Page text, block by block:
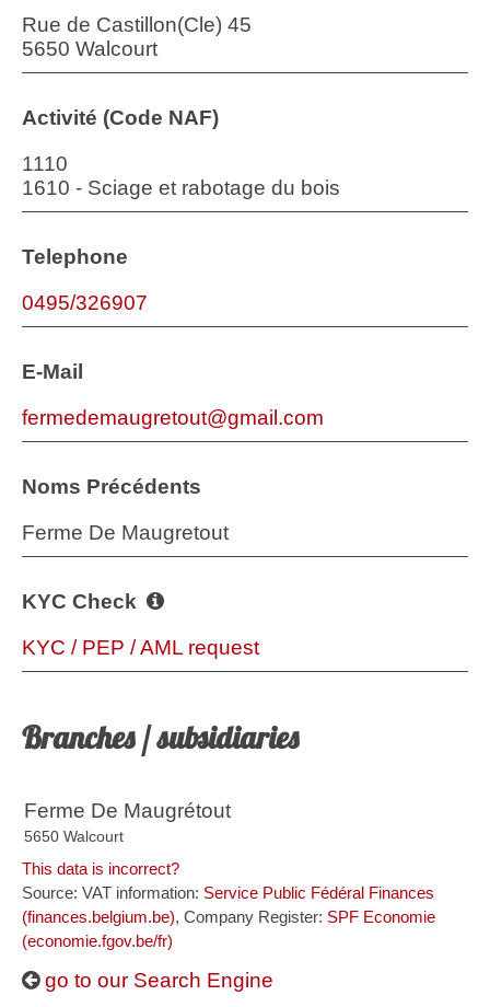
Rue de Castillon(Cle) 45
5650 Walcourt
Activité (Code NAF)
1110
1610 - Sciage et rabotage du bois
Telephone
0495/326907
E-Mail
fermedemaugretout@gmail.com
Noms Précédents
Ferme De Maugretout
KYC Check
KYC / PEP / AML request
Branches / subsidiaries
Ferme De Maugrétout
5650 Walcourt
This data is incorrect?
Source: VAT information: Service Public Fédéral Finances
(finances.belgium.be), Company Register: SPF Economie
(economie.fgov.be/fr)
go to our Search Engine